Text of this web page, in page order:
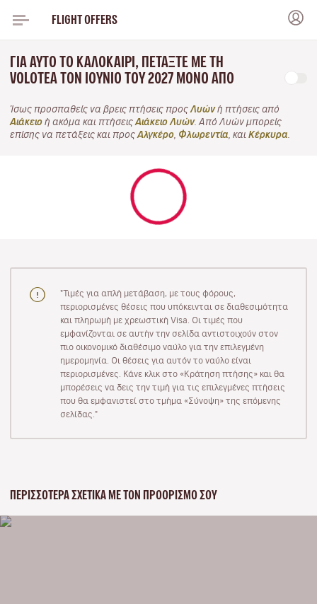
FLIGHT OFFERS
ΓΙΑ ΑΥΤΌ ΤΟ ΚΑΛΟΚΑΊΡΙ, ΠΕΤΆΞΤΕ ΜΕ ΤΗ
VOLOTEA ΤΟΝ ΙΟΎΝΙΟ ΤΟΥ 2027 ΜΌΝΟ ΑΠΌ
Ίσως προσπαθείς να βρεις πτήσεις προς Λυώνή πτήσεις από
Αιάκειο ή ακόμα και πτήσεις Αιάκειο Λυών. Από Λυών μπορείς
επίσης να πετάξεις και προς Αλγκέρο Φλωρεντία , και Κέρκυρα
"Τιμές για απλή μετάβαση, με τους φόρους,
περιορισμένες θέσεις που υπόκεινται σε διαθεσιμότητα
και πληρωμή με χρεωστική Visa. Οι τιμές που
εμφανίζονται σε αυτήν την σελίδα αντιστοιχούν στον
πιο οικονομικό διαθέσιμο ναύλο για την επιλεγμένη
ημερομηνία. Οι θέσεις για αυτόν το ναύλο είναι
περιορισμένες. Κάνε κλικ στο «Κράτηση πτήσης» και θα
μπορέσεις να δεις την τιμή για τις επιλεγμένες πτήσεις
που θα εμφανιστεί στο τμήμα «Σύνοψη» της επόμενης
σελίδας."
ΠΕΡΙΣΣΌΤΕΡΑ ΣΧΕΤΙΚΆ ΜΕ ΤΟΝ ΠΡΟΟΡΙΣΜΌ ΣΟΥ